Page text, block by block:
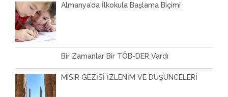
Almanya’da İlkokula Başlama Biçimi
Bir Zamanlar Bir TÖB-DER Vardı
MISIR GEZİSİ İZLENİM VE DÜŞÜNCELERİ